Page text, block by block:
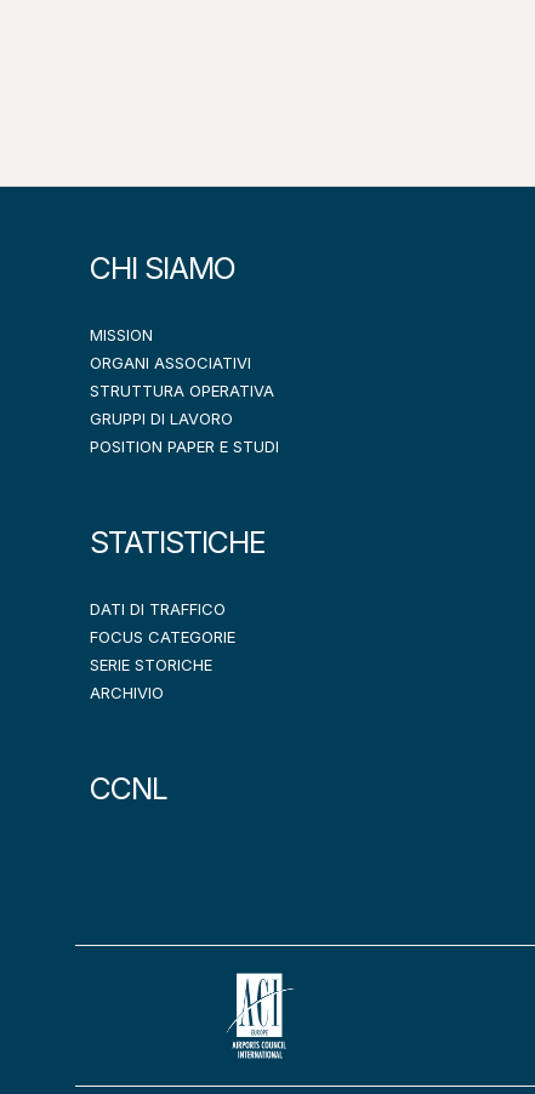
CHI SIAMO
MISSION
ORGANI ASSOCIATIVI
STRUTTURA OPERATIVA
GRUPPI DI LAVORO
POSITION PAPER E STUDI
STATISTICHE
DATI DI TRAFFICO
FOCUS CATEGORIE
SERIE STORICHE
ARCHIVIO
CCNL